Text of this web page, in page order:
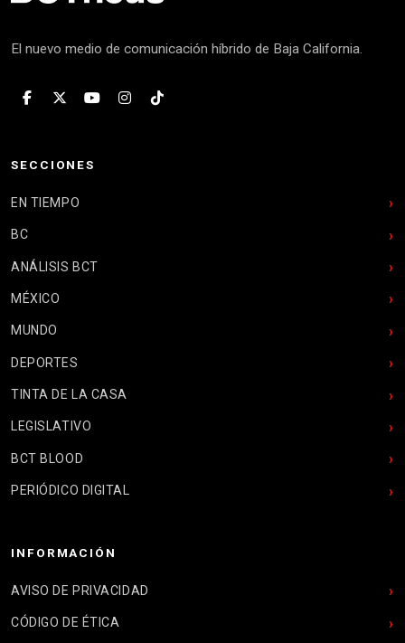
El nuevo medio de comunicación híbrido de Baja California.
SECCIONES
EN TIEMPO
BC
ANÁLISIS BCT
MÉXICO
MUNDO
DEPORTES
TINTA DE LA CASA
LEGISLATIVO
BCT BLOOD
PERIÓDICO DIGITAL
INFORMACIÓN
AVISO DE PRIVACIDAD
CÓDIGO DE ÉTICA